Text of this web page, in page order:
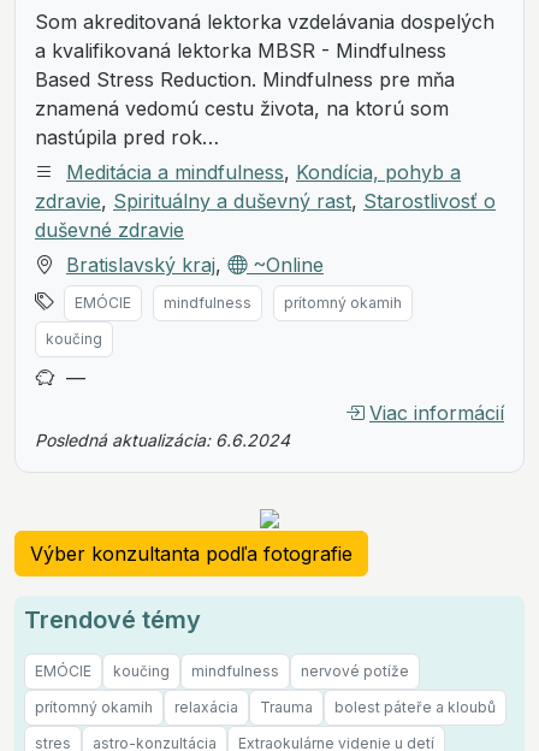
Som akreditovaná lektorka vzdelávania dospelých
a kvalifikovaná lektorka MBSR - Mindfulness
Based Stress Reduction. Mindfulness pre mňa
znamená vedomú cestu života, na ktorú som
nastúpila pred rok…
Meditácia a mindfulness, Kondícia, pohyb a
zdravie, Spirituálny a duševný rast, Starostlivosť o
duševné zdravie
Bratislavský kraj, ~Online
EMÓCIE mindfulness
prítomný okamih
koučing
—
Viac informácií
Posledná aktualizácia: 6.6.2024
Výber konzultanta podľa fotografie
Trendové témy
EMÓCIE koučing mindfulness
nervové potíže
prítomný okamih
relaxácia Trauma
bolest páteře a kloubů
stres
astro-konzultácia
Extraokulárne videnie u detí